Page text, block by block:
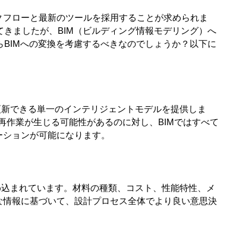
ローと最新のツールを採用することが求められま
ましたが、
BIM
（ビルディング情報モデリング）へ
への変換を考慮するべきなのでしょうか？以下に
できる単一のインテリジェントモデルを提供しま
業が生じる可能性があるのに対し、BIMではすべて
ョンが可能になります。
まれています。材料の種類、コスト、性能特性、メ
報に基づいて、設計プロセス全体でより良い意思決